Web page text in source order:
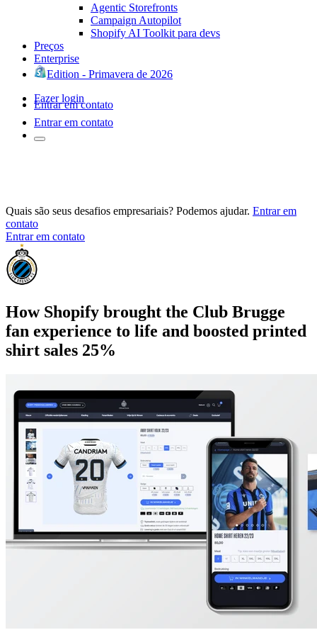
Agentic Storefronts
Campaign Autopilot
Shopify AI Toolkit para devs
Preços
Enterprise
Edition - Primavera de 2026
Fazer login
Entrar em contato
Entrar em contato
Quais são seus desafios empresariais? Podemos ajudar. Entrar em
contato
Entrar em contato
How Shopify brought the Club Brugge
fan experience to life and boosted printed
shirt sales 25%